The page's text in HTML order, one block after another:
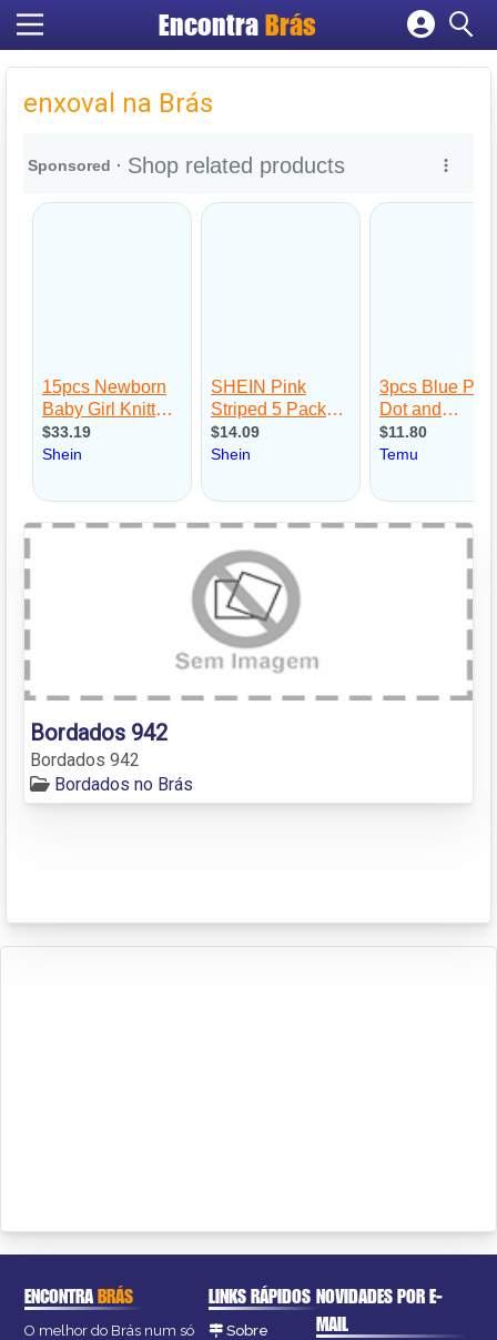
Encontra Brás
Cadastrar empresa
enxoval na Brás
Bordados 942
Bordados 942
Bordados no Brás
ENCONTRABRÁS
O melhor do Brás num só
LINKS RÁPIDOS
Sobre
NOVIDADES POR E-
MAIL